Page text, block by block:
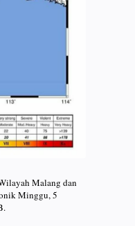
Malang dan
Minggu, 5